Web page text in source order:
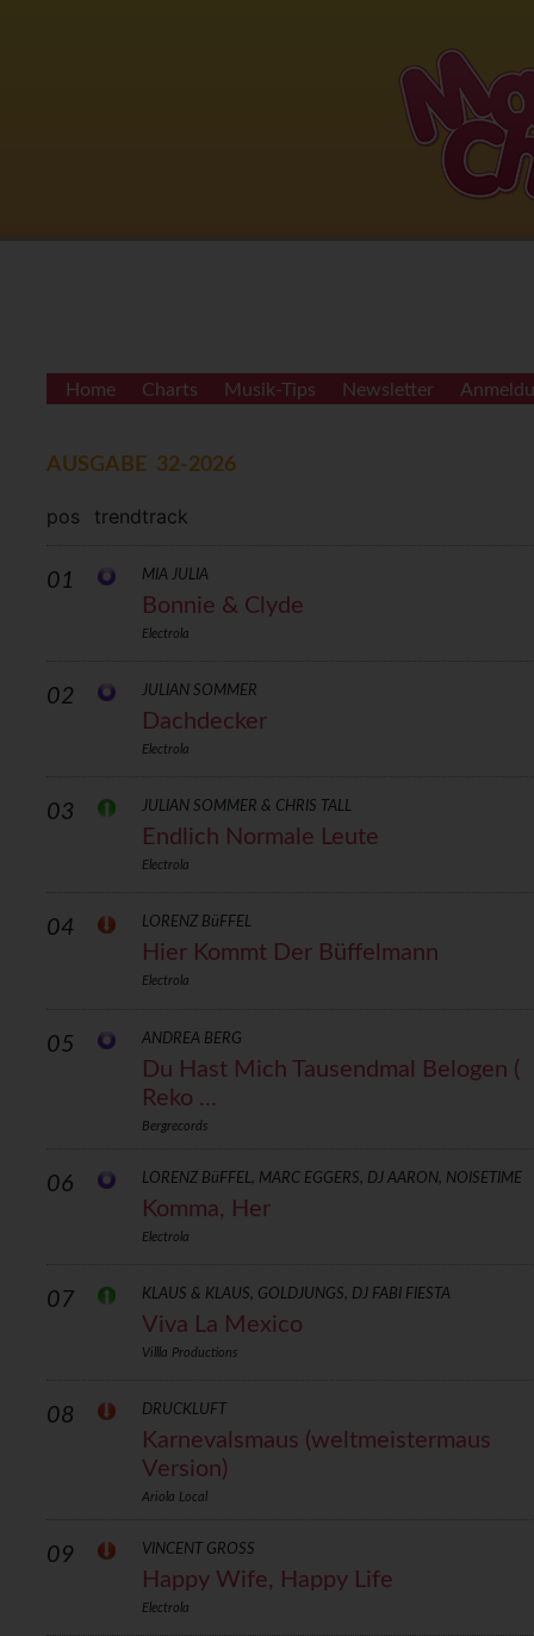
Home Charts Musik-Tips Newsletter
AUSGABE 32-2026
pos trendtrack
01 MIA JULIA
Bonnie & Clyde
Electrola
02 JULIAN SOMMER
Dachdecker
Electrola
03 JULIAN SOMMER & CHRIS TALL
Endlich Normale Leute
Electrola
04 LORENZ BüFFEL
Hier Kommt Der Büffelmann
Electrola
05 ANDREA BERG
Du Hast Mich Tausendmal Belogen (
Reko ...
Bergrecords
06 LORENZ BüFFEL, MARC EGGERS, DJ AARON, NOISETIME
Komma, Her
Electrola
07 KLAUS & KLAUS, GOLDJUNGS, DJ FABI FIESTA
Viva La Mexico
Villla Productions
08 DRUCKLUFT
Karnevalsmaus (weltmeistermaus
Version)
Ariola Local
09 VINCENT GROSS
Happy Wife, Happy Life
Electrola